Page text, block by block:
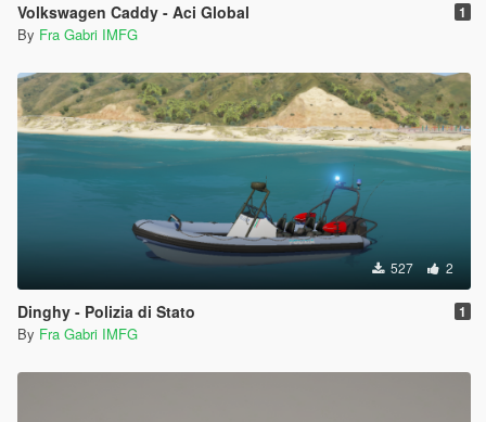
Volkswagen Caddy - Aci Global 1
By Fra Gabri IMFG
527 2
Dinghy - Polizia di Stato 1
By Fra Gabri IMFG